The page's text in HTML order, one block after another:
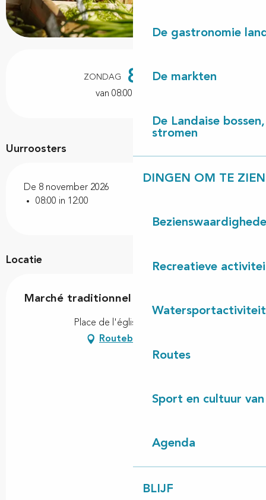
De gastronomie
De markten
De Landaise
stromen
DINGEN OM TE
Recreatieve
Routes
Sport en cultuur
Agenda
BLIJF
ZONDAG 8 NOVEMBER
van 08:00 tot 12:00
Uurroosters
De 8 november 2026
08:00 in 12:00
Locatie
Marché traditionnel
Place de l'église, 40550 Léon
Routebeschrijving